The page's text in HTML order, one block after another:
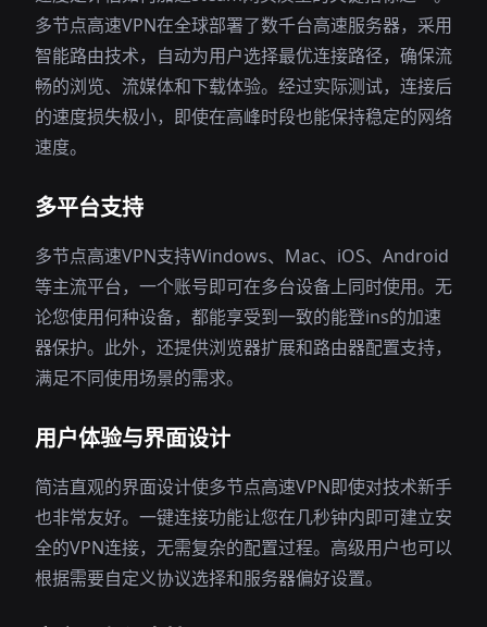
多节点高速VPN在全球部署了数千台高速服务器，采用
智能路由技术，自动为用户选择最优连接路径，确保流
畅的浏览、流媒体和下载体验。经过实际测试，连接后
的速度损失极小，即使在高峰时段也能保持稳定的网络
速度。
多平台支持
多节点高速VPN支持Windows、Mac、iOS、Android
等主流平台，一个账号即可在多台设备上同时使用。无
论您使用何种设备，都能享受到一致的能登ins的加速
器保护。此外，还提供浏览器扩展和路由器配置支持，
满足不同使用场景的需求。
用户体验与界面设计
简洁直观的界面设计使多节点高速VPN即使对技术新手
也非常友好。一键连接功能让您在几秒钟内即可建立安
全的VPN连接，无需复杂的配置过程。高级用户也可以
根据需要自定义协议选择和服务器偏好设置。